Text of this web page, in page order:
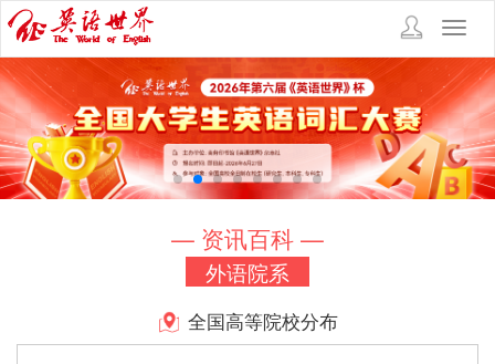
— 资讯百科 —
外语院系
全国高等院校分布